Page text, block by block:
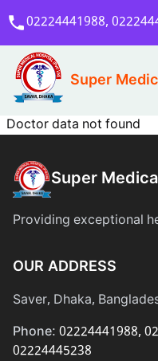
02224441988,
Specialities
বক্ষব্যাধি বিশেষজ্ঞ
হৃদরোগ বিশেষজ্ঞ
নিউরো মেডিসিন বিশেষজ্ঞ
গ্যাস্ট্রোএন্টারোলজী, লিভার
রোগ বিশেষজ্ঞ
Available Doctor Today
Super
Doctor data not found
Super
Providing exceptional
OUR ADDRESS
Saver, Dhaka,
Phone: 02224441988,
02224445238